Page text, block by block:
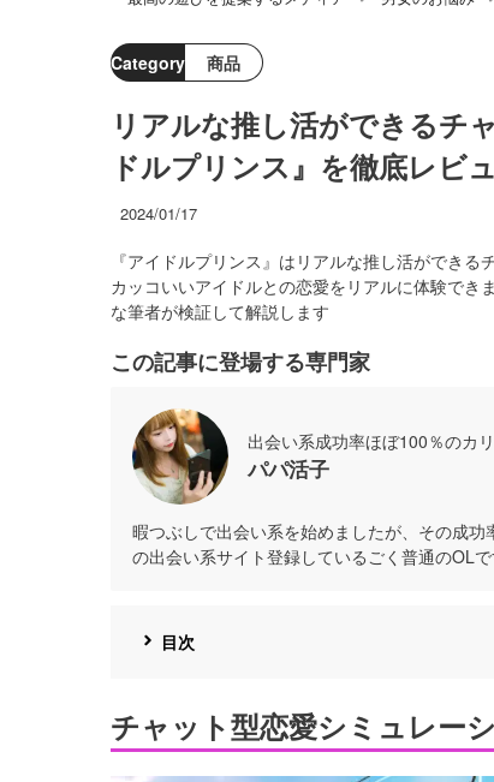
Category 商品
リアルな推し活ができるチ
ドルプリンス』を徹底レビ
2024/01/17
『アイドルプリンス』はリアルな推し活ができ
カッコいいアイドルとの恋愛をリアルに体験でき
な筆者が検証して解説します
この記事に登場する専門家
出会い系成功率ほぼ100％のカ
パパ活子
暇つぶしで出会い系を始めましたが、その成
の出会い系サイト登録しているごく普通のOL
目次
チャット型恋愛シミュレー